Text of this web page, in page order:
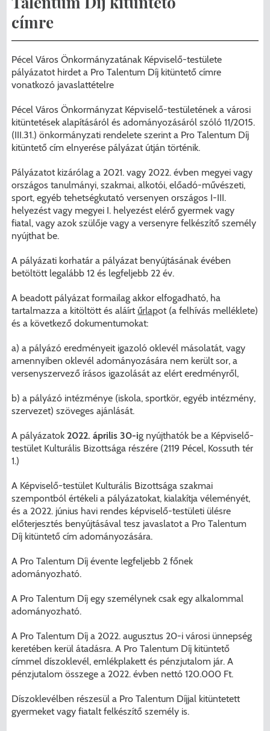
Pécel Város Önkormányzata ASP
Központhoz való csatlakozása
Péceli Polgármesteri Hivatal energetikai
korszerűsítése
Komplex csapadékvíz-elvezetés
korszerűsítése Pécelen II. ütem
Pécel Város Önkormányzata 250 000
000 Ft értékű támogatást nyert az
alábbi projekt vonatkozásában.
Menzakártya/Applikáció
Nyomtatványok
Étkezési térítési díjak
Kapcsolat
2025/2026. tanév
címre
Pécel Város Önkormányzatának Képviselő-testülete
pályázatot hirdet a Pro Talentum Díj kitüntető címre
vonatkozó javaslattételre
Pécel Város Önkormányzat Képviselő-testületének a városi
kitüntetések alapításáról és adományozásáról szóló 11/2015.
(III.31.) önkormányzati rendelete szerint a Pro Talentum Díj
kitüntető cím elnyerése pályázat útján történik.
Pályázatot kizárólag a 2021. vagy 2022. évben megyei vagy
országos tanulmányi, szakmai, alkotói, előadó-művészeti,
sport, egyéb tehetségkutató versenyen országos I-III.
helyezést vagy megyei I. helyezést elérő gyermek vagy
fiatal, vagy azok szülője vagy a versenyre felkészítő személy
nyújthat be.
A pályázati korhatár a pályázat benyújtásának évében
betöltött legalább 12 és legfeljebb 22 év.
A beadott pályázat formailag akkor elfogadható, ha
tartalmazza a kitöltött és aláírt űrlapot (a felhívás melléklete)
és a következő dokumentumokat:
a) a pályázó eredményeit igazoló oklevél másolatát, vagy
amennyiben oklevél adományozására nem került sor, a
versenyszervező írásos igazolását az elért eredményről,
b) a pályázó intézménye (iskola, sportkör, egyéb intézmény,
szervezet) szöveges ajánlását.
A pályázatok 2022. április 30-ig nyújthatók be a Képviselő-
testület Kulturális Bizottsága részére (2119 Pécel, Kossuth tér
1.)
A Képviselő-testület Kulturális Bizottsága szakmai
szempontból értékeli a pályázatokat, kialakítja véleményét,
és a 2022. június havi rendes képviselő-testületi ülésre
előterjesztés benyújtásával tesz javaslatot a Pro Talentum
Díj kitüntető cím adományozására.
A Pro Talentum Díj évente legfeljebb 2 főnek
adományozható.
A Pro Talentum Díj egy személynek csak egy alkalommal
adományozható.
A Pro Talentum Díj a 2022. augusztus 20-i városi ünnepség
keretében kerül átadásra. A Pro Talentum Díj kitüntető
címmel díszoklevél, emlékplakett és pénzjutalom jár. A
pénzjutalom összege a 2022. évben nettó 120.000 Ft.
Díszoklevélben részesül a Pro Talentum Díjjal kitüntetett
gyermeket vagy fiatalt felkészítő személy is.